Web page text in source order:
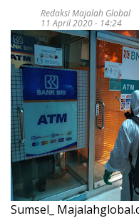
Redaksi Majalah Global
11 April 2020 - 14:24
Sumsel_